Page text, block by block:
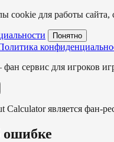
для работы сайта,
Понятно
сервис для игроков
Calculator является фан-
ошибке